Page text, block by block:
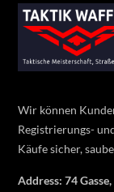
Wir können
Registrierungs-
Käufe sicher,
Address: 74